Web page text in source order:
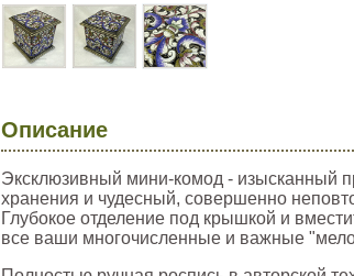
Описание
Эксклюзивный мини-комод - изысканный
хранения и чудесный, совершенно
Глубокое отделение под крышкой и
все ваши многочисленные и важные